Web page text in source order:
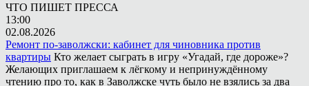
ЧТО ПИШЕТ ПРЕССА
13:00
02.08.2026
Ремонт по-заволжски: кабинет для чиновника против
квартиры Кто желает сыграть в игру «Угадай, где дороже»?
Желающих приглашаем к лёгкому и непринуждённому
чтению про то, как в Заволжске чуть было не взялись за два